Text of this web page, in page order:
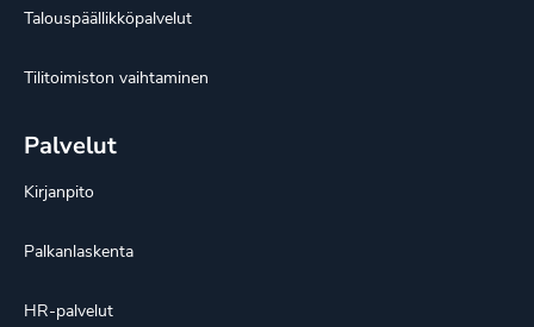
Talouspäällikköpalvelut
Tilitoimiston vaihtaminen
Palvelut
Kirjanpito
Palkanlaskenta
HR-palvelut